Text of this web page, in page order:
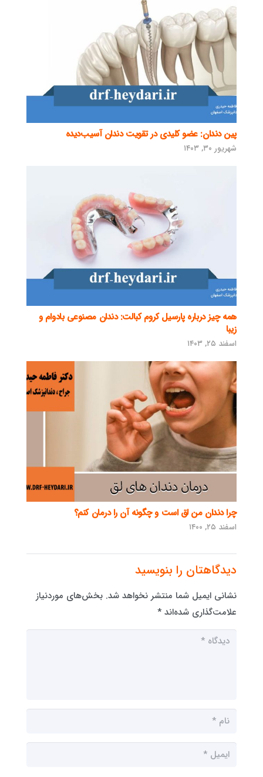
پین دندان: عضو کلیدی در تقویت دندان آسیب‌دیده
شهریور ۳۰, ۱۴۰۳
همه چیز درباره پارسیل کروم کبالت: دندان مصنوعی بادوام و
زیبا
اسفند ۲۵, ۱۴۰۳
چرا دندان من لق است و چگونه آن را درمان کنم؟
اسفند ۲۵, ۱۴۰۰
دیدگاهتان را بنویسید
نشانی ایمیل شما منتشر نخواهد شد. بخش‌های موردنیاز
علامت‌گذاری شده‌اند *